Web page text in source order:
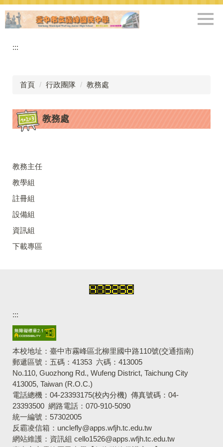
跳
到
主
:::
首頁 行政團隊 教務處
教務處
教務主任
教學組
註冊組
設備組
資訊組
下載專區
:::
本校地址：臺中市霧峰區北柳里國中路110號(交通指南)
郵遞區號：五碼：41353 六碼：413005
No.110, Guozhong Rd., Wufeng District, Taichung City
413005, Taiwan (R.O.C.)
電話總機：04-23393175(校內分機) 傳真號碼：04-
23393500 網路電話：070-910-5090
統一編號：57302005
反霸凌信箱：unclefly@apps.wfjh.tc.edu.tw
網站維護：資訊組 cello1526@apps.wfjh.tc.edu.tw